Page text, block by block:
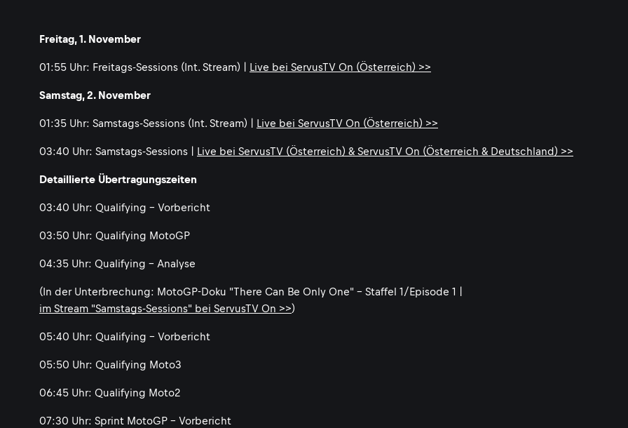
Freitag, 1. November
01:55 Uhr: Freitags-Sessions (Int. Stream) | Live bei ServusTV On (Österreich) >>
Samstag, 2. November
01:35 Uhr: Samstags-Sessions (Int. Stream) | Live bei ServusTV On (Österreich) >>
03:40 Uhr: Samstags-Sessions | Live bei ServusTV (Österreich) & ServusTV On (Österreich & Deutschland) >>
Detaillierte Übertragungszeiten
03:40 Uhr: Qualifying - Vorbericht
03:50 Uhr: Qualifying MotoGP
04:35 Uhr: Qualifying - Analyse
(In der Unterbrechung: MotoGP-Doku "There Can Be Only One" - Staffel 1/Episode 1 |
im Stream "Samstags-Sessions" bei ServusTV On >>)
05:40 Uhr: Qualifying - Vorbericht
05:50 Uhr: Qualifying Moto3
06:45 Uhr: Qualifying Moto2
07:30 Uhr: Sprint MotoGP - Vorbericht